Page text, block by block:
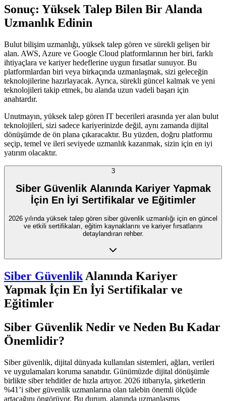
Sonuç: Yüksek Talep Bilen Bir Alanda
Uzmanlık Edinin
Bulut bilişim uzmanlığı, yüksek talep gören ve sürekli gelişen bir
alan. AWS, Azure ve Google Cloud platformlarının her biri, farklı
ihtiyaçlara ve kariyer hedeflerine uygun fırsatlar sunuyor. Bu
platformlardan biri veya birkaçında uzmanlaşmak, sizi geleceğin
teknolojilerine hazırlayacak. Ayrıca, sürekli güncel kalmak ve yeni
teknolojileri takip etmek, bu alanda uzun vadeli başarı için
anahtardır.
Unutmayın, yüksek talep gören IT becerileri arasında yer alan bulut
teknolojileri, sizi sadece kariyerinizde değil, aynı zamanda dijital
dönüşümde de ön plana çıkaracaktır. Bu yüzden, doğru platformu
seçip, temel ve ileri seviyede uzmanlık kazanmak, sizin için en iyi
yatırım olacaktır.
3
Siber Güvenlik Alanında Kariyer Yapmak
İçin En İyi Sertifikalar ve Eğitimler
2026 yılında yüksek talep gören siber güvenlik uzmanlığı için en güncel
ve etkili sertifikaları, eğitim kaynaklarını ve kariyer fırsatlarını
detaylandıran rehber.
Siber Güvenlik Alanında Kariyer
Yapmak İçin En İyi Sertifikalar ve
Eğitimler
Siber Güvenlik Nedir ve Neden Bu Kadar
Önemlidir?
Siber güvenlik, dijital dünyada kullanılan sistemleri, ağları, verileri
ve uygulamaları koruma sanatıdır. Günümüzde dijital dönüşümle
birlikte siber tehditler de hızla artıyor. 2026 itibarıyla, şirketlerin
%41’i siber güvenlik uzmanlarına olan talebin önemli ölçüde
artacağını öngörüyor. Bu durum, alanında uzmanlaşmış